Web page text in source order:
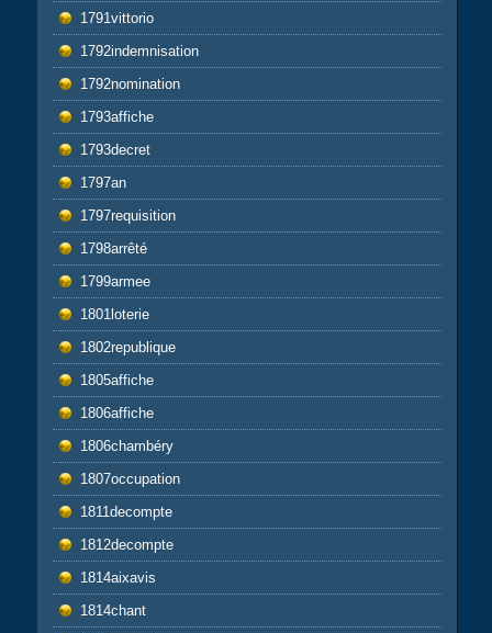
1791vittorio
1792indemnisation
1792nomination
1793affiche
1793decret
1797an
1797requisition
1798arrêté
1799armee
1801loterie
1802republique
1805affiche
1806affiche
1806chambéry
1807occupation
1811decompte
1812decompte
1814aixavis
1814chant